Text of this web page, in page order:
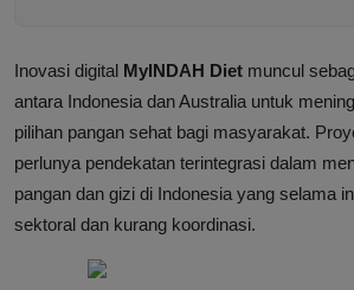
Inovasi digital MyINDAH Diet muncul
antara Indonesia dan Australia untuk
pilihan pangan sehat bagi masyarakat.
perlunya pendekatan terintegrasi dalam
pangan dan gizi di Indonesia yang selama
sektoral dan kurang koordinasi.